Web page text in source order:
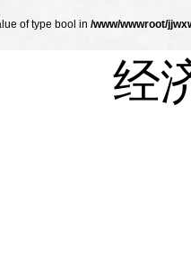
of type bool in /www/wwwroot/
经